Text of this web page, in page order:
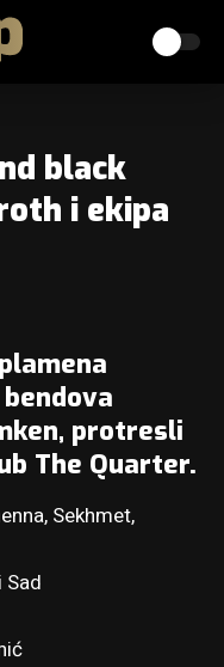
black
i ekipa
protresli
The Quarter.
Sekhmet,
Sad